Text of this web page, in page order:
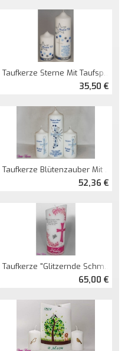
Taufkerze Sterne Mit Taufspruch
35,50 €
Taufkerze Blütenzauber Mit Kreuz Und Sonne
52,36 €
Taufkerze "Glitzernde Schmetterlinge" Mit Spruch Oval Abg.
65,00 €